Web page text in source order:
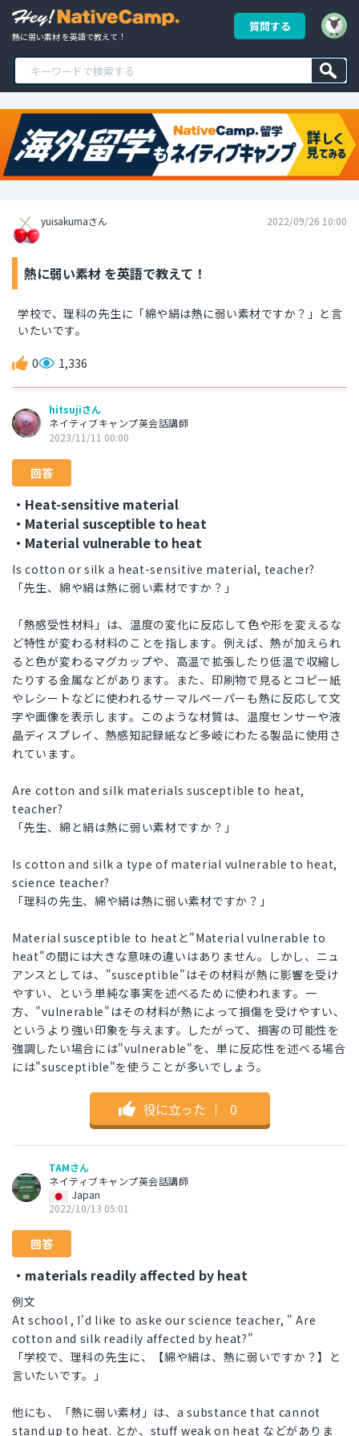
熱に弱い素材 を英語で教えて！
質問する
yuisakumaさん 2022/09/26 10:00
熱に弱い素材 を英語で教えて！
学校で、理科の先生に「綿や絹は熱に弱い素材ですか？」と言
いたいです。
0 1,336
hitsujiさん
ネイティブキャンプ英会話講師
2023/11/11 00:00
回答
・Heat-sensitive material
・Material susceptible to heat
・Material vulnerable to heat
Is cotton or silk a heat-sensitive material, teacher?
「先生、綿や絹は熱に弱い素材ですか？」
「熱感受性材料」は、温度の変化に反応して色や形を変えるな
ど特性が変わる材料のことを指します。例えば、熱が加えられ
ると色が変わるマグカップや、高温で拡張したり低温で収縮し
たりする金属などがあります。また、印刷物で見るとコピー紙
やレシートなどに使われるサーマルペーパーも熱に反応して文
字や画像を表示します。このような材質は、温度センサーや液
晶ディスプレイ、熱感知記録紙など多岐にわたる製品に使用さ
れています。
Are cotton and silk materials susceptible to heat,
teacher?
「先生、綿と絹は熱に弱い素材ですか？」
Is cotton and silk a type of material vulnerable to heat,
science teacher?
「理科の先生、綿や絹は熱に弱い素材ですか？」
Material susceptible to heatと"Material vulnerable to
heat"の間には大きな意味の違いはありません。しかし、ニュ
アンスとしては、"susceptible"はその材料が熱に影響を受け
やすい、という単純な事実を述べるために使われます。一
方、"vulnerable"はその材料が熱によって損傷を受けやすい、
というより強い印象を与えます。したがって、損害の可能性を
強調したい場合には"vulnerable"を、単に反応性を述べる場合
には"susceptible"を使うことが多いでしょう。
役に立った ｜ 0
TAMさん
ネイティブキャンプ英会話講師
Japan
2022/10/13 05:01
回答
・materials readily affected by heat
例文
At school , I'd like to aske our science teacher, " Are
cotton and silk readily affected by heat?"
「学校で、理科の先生に、【綿や絹は、熱に弱いですか？】と
言いたいです。」
他にも、「熱に弱い素材」は、a substance that cannot
stand up to heat. とか、stuff weak on heat などがありま